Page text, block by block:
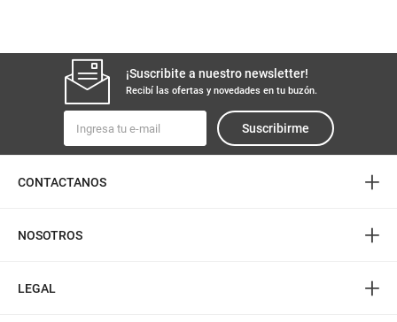
¡Suscribite a nuestro newsletter!
Recibí las ofertas y novedades en tu buzón.
Suscribirme
CONTACTANOS +
NOSOTROS +
LEGAL +